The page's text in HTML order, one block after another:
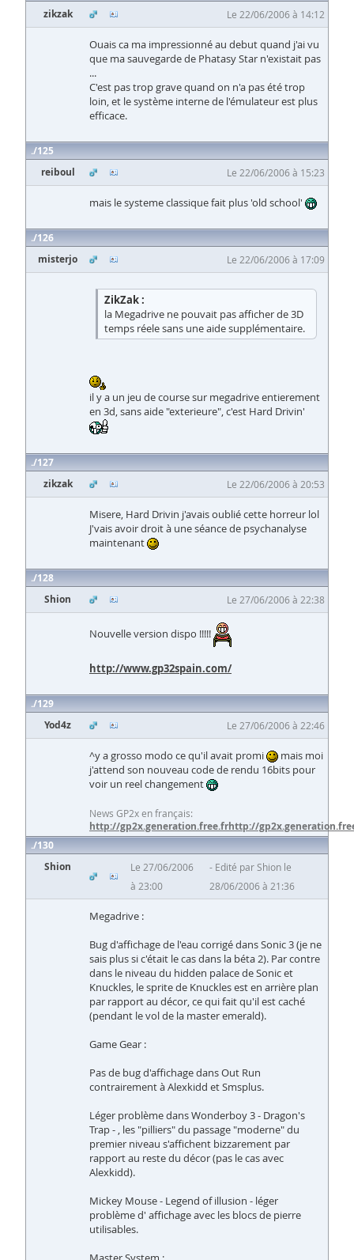
zikzak
Le 22/06/2006 à 14:12
Ouais ca ma impressionné au debut quand j'ai vu
que ma sauvegarde de Phatasy Star n'existait pas
...
C'est pas trop grave quand on n'a pas été trop
loin, et le système interne de l'émulateur est plus
efficace.
125
reiboul
Le 22/06/2006 à 15:23
mais le systeme classique fait plus 'old school'
126
misterjo
Le 22/06/2006 à 17:09
ZikZak :
la Megadrive ne pouvait pas afficher de 3D
temps réele sans une aide supplémentaire.
il y a un jeu de course sur megadrive entierement
en 3d, sans aide "exterieure", c'est Hard Drivin'
127
zikzak
Le 22/06/2006 à 20:53
Misere, Hard Drivin j'avais oublié cette horreur lol
J'vais avoir droit à une séance de psychanalyse
maintenant
128
Shion
Le 27/06/2006 à 22:38
Nouvelle version dispo !!!!!
http://www.gp32spain.com/
129
Yod4z
Le 27/06/2006 à 22:46
^y a grosso modo ce qu'il avait promi
mais moi
j'attend son nouveau code de rendu 16bits pour
voir un reel changement
News GP2x en français:
http://gp2x.generation.free.frhttp://
130
Shion
Le 27/06/2006
à 23:00
Edité par Shion le
28/06/2006 à 21:36
Megadrive :
Bug d'affichage de l'eau corrigé dans Sonic 3 (je ne
sais plus si c'était le cas dans la béta 2). Par contre
dans le niveau du hidden palace de Sonic et
Knuckles, le sprite de Knuckles est en arrière plan
par rapport au décor, ce qui fait qu'il est caché
(pendant le vol de la master emerald).
Game Gear :
Pas de bug d'affichage dans Out Run
contrairement à Alexkidd et Smsplus.
Léger problème dans Wonderboy 3 - Dragon's
Trap - , les "pilliers" du passage "moderne" du
premier niveau s'affichent bizzarement par
rapport au reste du décor (pas le cas avec
Alexkidd).
Mickey Mouse - Legend of illusion - léger
problème d' affichage avec les blocs de pierre
utilisables.